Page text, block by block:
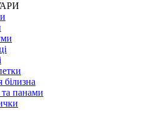
панами